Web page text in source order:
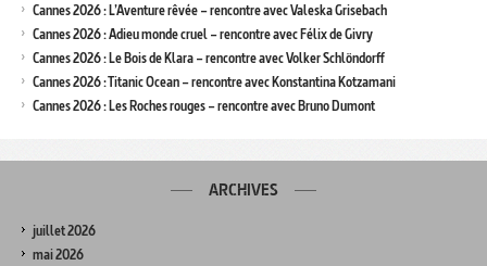
Cannes 2026 : L’Aventure rêvée – rencontre avec Valeska Grisebach
Cannes 2026 : Adieu monde cruel – rencontre avec Félix de Givry
Cannes 2026 : Le Bois de Klara – rencontre avec Volker Schlöndorff
Cannes 2026 : Titanic Ocean – rencontre avec Konstantina Kotzamani
Cannes 2026 : Les Roches rouges – rencontre avec Bruno Dumont
ARCHIVES
juillet 2026
mai 2026